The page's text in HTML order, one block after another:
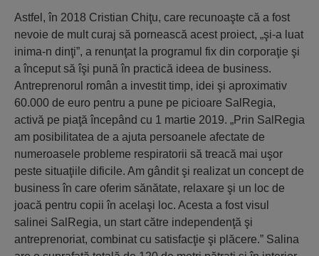
Astfel, în 2018 Cristian Chiţu, care recunoaşte că a fost
nevoie de mult curaj să pornească acest proiect, „şi-a luat
inima-n dinţi”, a renunţat la programul fix din corporaţie şi
a început să îşi pună în practică ideea de business.
Antreprenorul român a investit timp, idei şi aproximativ
60.000 de euro pentru a pune pe picioare SalRegia,
activă pe piaţă începând cu 1 martie 2019. „Prin SalRegia
am posibilitatea de a ajuta persoanele afectate de
numeroasele probleme respiratorii să treacă mai uşor
peste situaţiile dificile. Am gândit şi realizat un concept de
business în care oferim sănătate, relaxare şi un loc de
joacă pentru copii în acelaşi loc. Acesta a fost visul
salinei SalRegia, un start către independenţă şi
antreprenoriat, combinat cu satisfacţie şi plăcere.” Salina